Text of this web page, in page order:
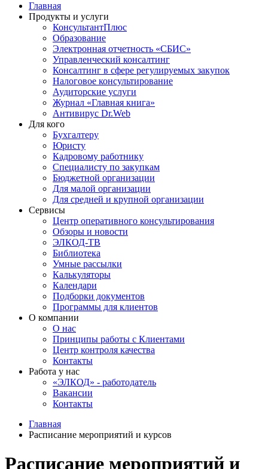
Главная
Продукты и услуги
КонсультантПлюс
Образование
Электронная отчетность «СБИС»
Управленческий консалтинг
Консалтинг в сфере регулируемых закупок
Налоговое консультирование
Аудиторские услуги
Журнал «Главная книга»
Антивирус Dr.Web
Для кого
Бухгалтеру
Юристу
Кадровому работнику
Специалисту по закупкам
Бюджетной организации
Для малой организации
Для средней и крупной организации
Сервисы
Центр оперативного консультирования
Обзоры и новости
ЭЛКОД-ТВ
Библиотека
Умные рассылки
Калькуляторы
Календари
Подборки документов
Программы для клиентов
О компании
О нас
Принципы работы с Клиентами
Центр контроля качества
Контакты
Работа у нас
«ЭЛКОД» - работодатель
Вакансии
Контакты
Главная
Расписание мероприятий и курсов
Расписание мероприятий и